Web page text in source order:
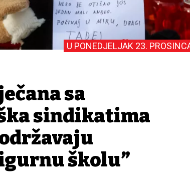
U PONEDJELJAK 23.
sa
sindikatima
školu”